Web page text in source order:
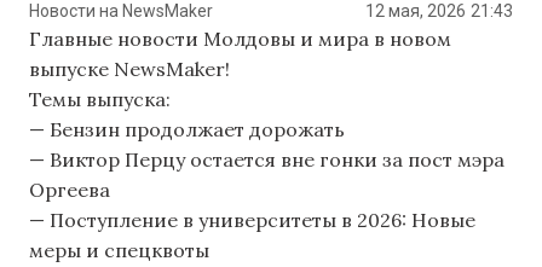
Новости на NewsMaker 12 мая, 2026 21:43
Главные новости Молдовы и мира в новом
выпуске NewsMaker!
Темы выпуска:
— Бензин продолжает дорожать
— Виктор Перцу остается вне гонки за пост мэра
Оргеева
— Поступление в университеты в 2026: Новые
меры и спецквоты